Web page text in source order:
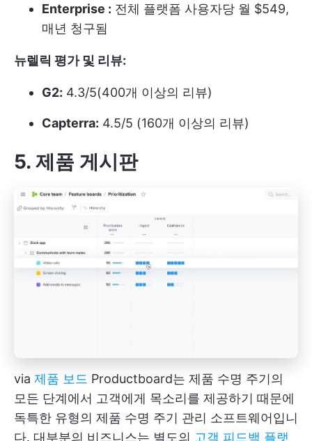
Enterprise : 전체 플랫폼 사용자당 월 $549,
매년 청구됨
뉴렐릭 평가 및 리뷰:
G2: 4.3/5(400개 이상의 리뷰)
Capterra: 4.5/5 (160개 이상의 리뷰)
5. 제품 게시판
via 제품 보드 Productboard는 제품 수명 주기의
모든 단계에서 고객에게 목소리를 제공하기 때문에
독특한 유형의 제품 수명 주기 관리 소프트웨어입니
다. 대부분의 비즈니스는 별도의 고객 피드백 플랫